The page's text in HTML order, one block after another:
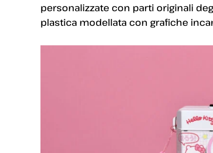
personalizzate con parti originali
plastica modellata con grafiche